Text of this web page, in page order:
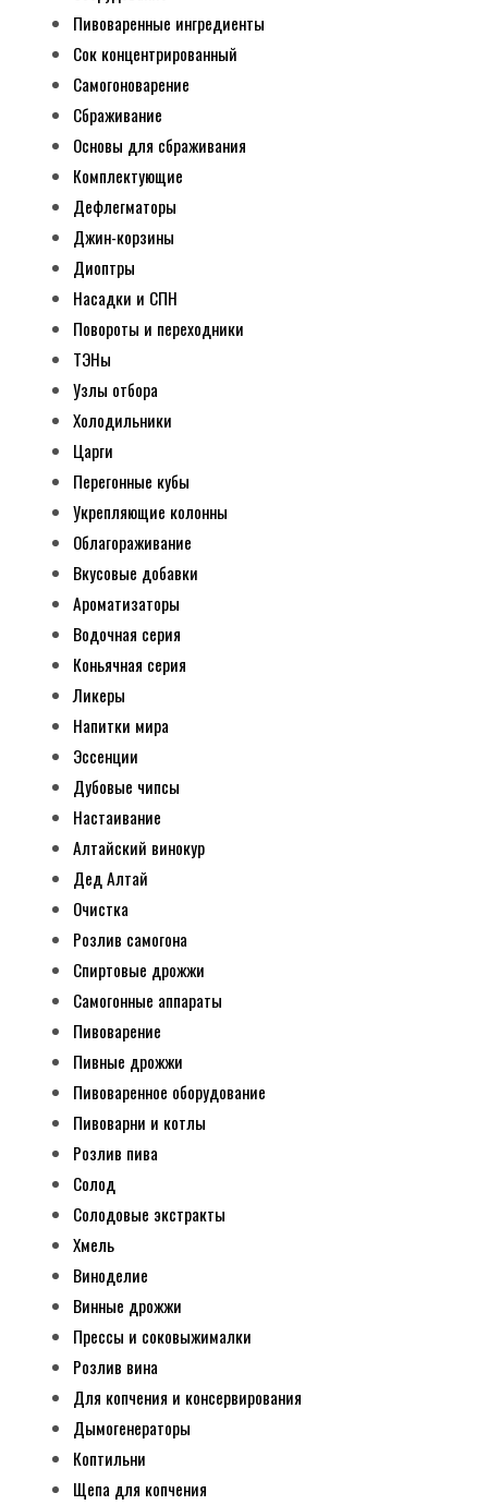
Пивоваренные ингредиенты
Сок концентрированный
Самогоноварение
Сбраживание
Основы для сбраживания
Комплектующие
Дефлегматоры
Джин-корзины
Диоптры
Насадки и СПН
Повороты и переходники
ТЭНы
Узлы отбора
Холодильники
Царги
Перегонные кубы
Укрепляющие колонны
Облагораживание
Вкусовые добавки
Ароматизаторы
Водочная серия
Коньячная серия
Ликеры
Напитки мира
Эссенции
Дубовые чипсы
Настаивание
Алтайский винокур
Дед Алтай
Очистка
Розлив самогона
Спиртовые дрожжи
Самогонные аппараты
Пивоварение
Пивные дрожжи
Пивоваренное оборудование
Пивоварни и котлы
Розлив пива
Солод
Солодовые экстракты
Хмель
Виноделие
Винные дрожжи
Прессы и соковыжималки
Розлив вина
Для копчения и консервирования
Дымогенераторы
Коптильни
Щепа для копчения